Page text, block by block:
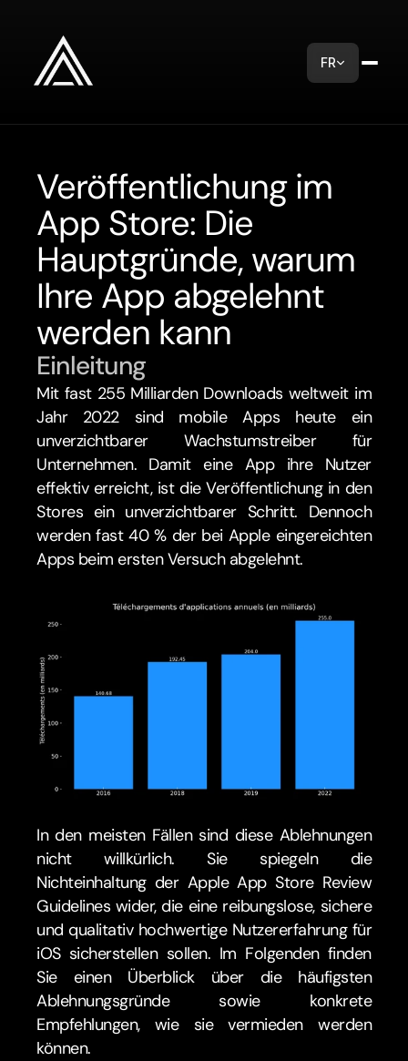
FR
Veröffentlichung im
App Store: Die
Hauptgründe, warum
Ihre App abgelehnt
werden kann
Einleitung
Mit fast 255 Milliarden Downloads weltweit im
Jahr 2022 sind mobile Apps heute ein
unverzichtbarer Wachstumstreiber für
Unternehmen. Damit eine App ihre Nutzer
effektiv erreicht, ist die Veröffentlichung in den
Stores ein unverzichtbarer Schritt. Dennoch
werden fast 40 % der bei Apple eingereichten
Apps beim ersten Versuch abgelehnt.
In den meisten Fällen sind diese Ablehnungen
nicht willkürlich. Sie spiegeln die
Nichteinhaltung der Apple App Store Review
Guidelines wider, die eine reibungslose, sichere
und qualitativ hochwertige Nutzererfahrung für
iOS sicherstellen sollen. Im Folgenden finden
Sie einen Überblick über die häufigsten
Ablehnungsgründe sowie konkrete
Empfehlungen, wie sie vermieden werden
können.